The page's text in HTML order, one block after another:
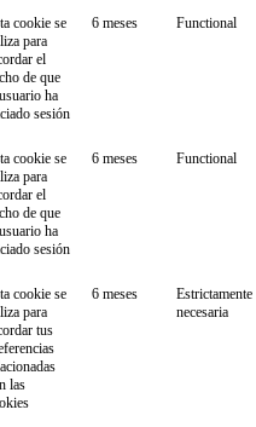
cookie se
para
el
de que
ha
sesión
6 meses Functional
cookie se
para
el
de que
ha
sesión
6 meses Functional
cookie se
para
tus
las
6 meses
Estrictamente
necesaria